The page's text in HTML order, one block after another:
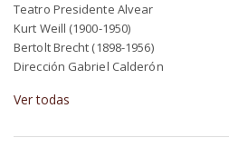
Teatro Presidente Alvear
Kurt Weill (1900-1950)
Bertolt Brecht (1898-1956)
Dirección Gabriel Calderón
Ver todas